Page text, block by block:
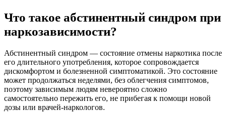
Что такое абстинентный синдром при
наркозависимости?
Абстинентный синдром — состояние отмены наркотика после
его длительного употребления, которое сопровождается
дискомфортом и болезненной симптоматикой. Это состояние
может продолжаться неделями, без облегчения симптомов,
поэтому зависимым людям невероятно сложно
самостоятельно пережить его, не прибегая к помощи новой
дозы или врачей-наркологов.